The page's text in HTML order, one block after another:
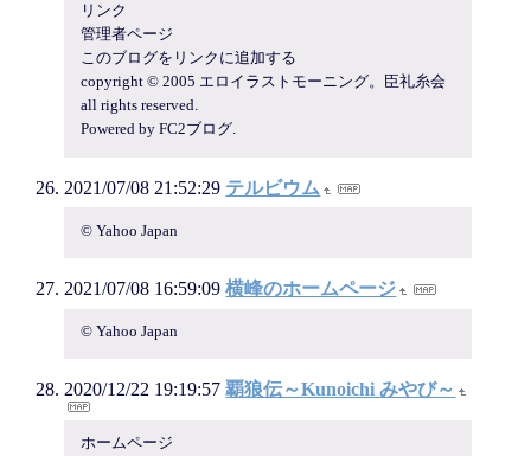
リンク
管理者ページ
このブログをリンクに追加する
copyright © 2005 エロイラストモーニング。臣礼糸会
all rights reserved.
Powered by FC2ブログ.
2021/07/08 21:52:29 テルビウム
© Yahoo Japan
2021/07/08 16:59:09 横峰のホームページ
© Yahoo Japan
2020/12/22 19:19:57 覇狼伝～Kunoichi みやび～
ホームページ